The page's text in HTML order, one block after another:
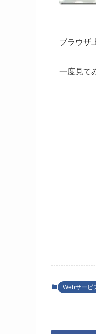
ブラウザ
一度見て
Webサービ